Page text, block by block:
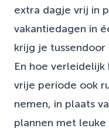
extra dagje vrij in
vakantiedagen in
krijg je
En hoe
vrije periode ook
nemen, in plaats
plannen met